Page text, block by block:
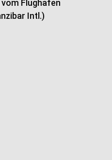
Flughafen
Intl.)